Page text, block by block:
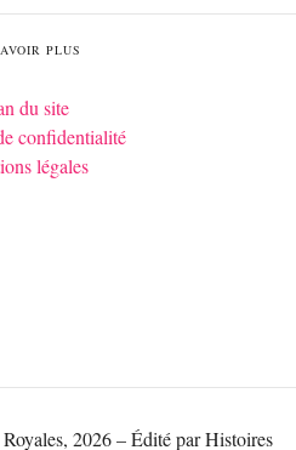
PLUS
du site
confidentialité
légales
2026 – Édité par Histoires